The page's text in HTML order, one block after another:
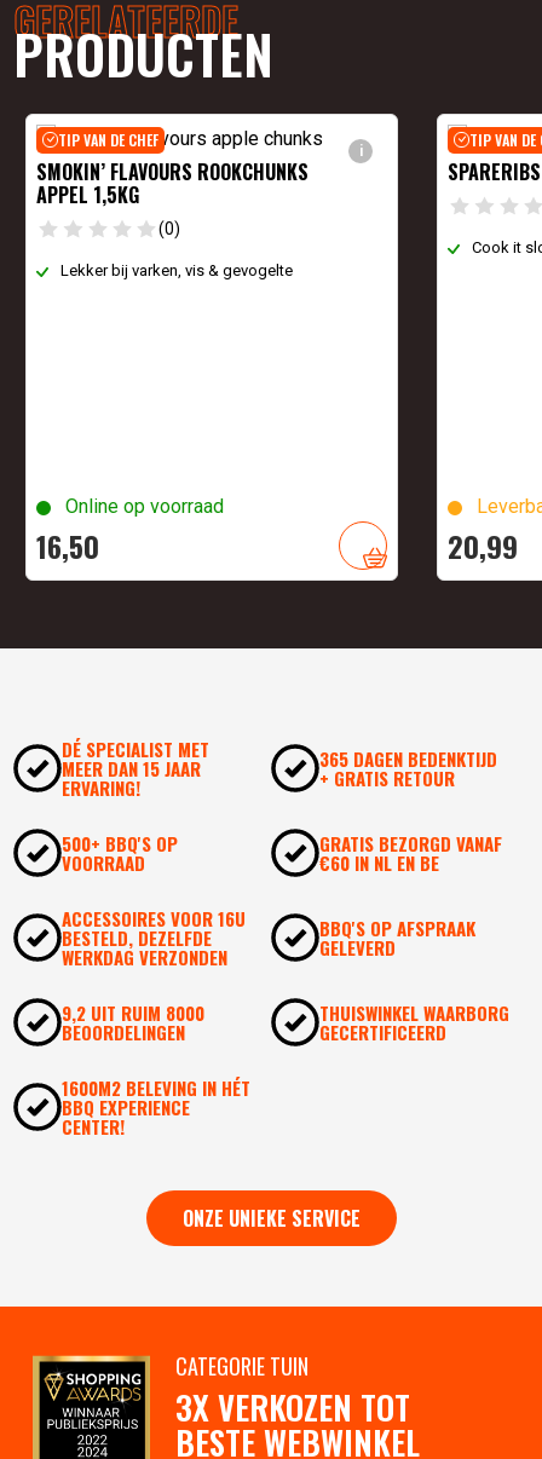
GERELATEERDE
PRODUCTEN
i
TIP VAN DE CHEF
SMOKIN’ FLAVOURS ROOKCHUNKS
APPEL 1,5KG
(0)
Lekker bij varken, vis & gevogelte
Online op voorraad
16,50
TIP VAN DE
Cook it
20,99
DÉ SPECIALIST MET
MEER DAN 15 JAAR
ERVARING!
365 DAGEN BEDENKTIJD
+ GRATIS RETOUR
500+ BBQ'S OP
VOORRAAD
GRATIS BEZORGD VANAF
€60 IN NL EN BE
ACCESSOIRES VOOR 16U
BESTELD, DEZELFDE
WERKDAG VERZONDEN
BBQ'S OP AFSPRAAK
GELEVERD
9,2 UIT RUIM 8000
BEOORDELINGEN
THUISWINKEL WAARBORG
GECERTIFICEERD
1600M2 BELEVING IN HÉT
BBQ EXPERIENCE
CENTER!
ONZE UNIEKE SERVICE
CATEGORIE TUIN
3X VERKOZEN TOT
BESTE WEBWINKEL